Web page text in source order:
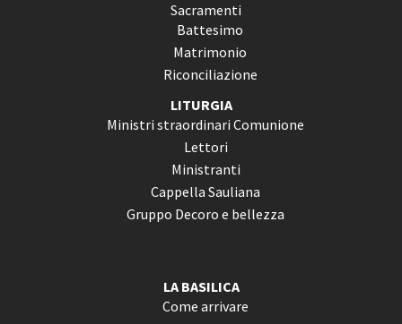
Sacramenti
Battesimo
Matrimonio
Riconciliazione
LITURGIA
Ministri straordinari Comunione
Lettori
Ministranti
Cappella Sauliana
Gruppo Decoro e bellezza
LA BASILICA
Come arrivare